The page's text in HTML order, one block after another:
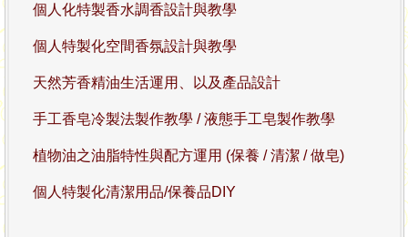
個人化特製香水調香設計與教學
個人特製化空間香氛設計與教學
天然芳香精油生活運用、以及產品設計
手工香皂冷製法製作教學 / 液態手工皂製作教學
植物油之油脂特性與配方運用 (保養 / 清潔 / 做皂)
個人特製化清潔用品/保養品DIY